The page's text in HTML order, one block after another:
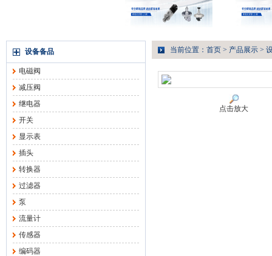
设备备品
电磁阀
减压阀
继电器
开关
显示表
插头
转换器
过滤器
泵
流量计
传感器
编码器
当前位置： 首页 > 产品展示 >
点击放大